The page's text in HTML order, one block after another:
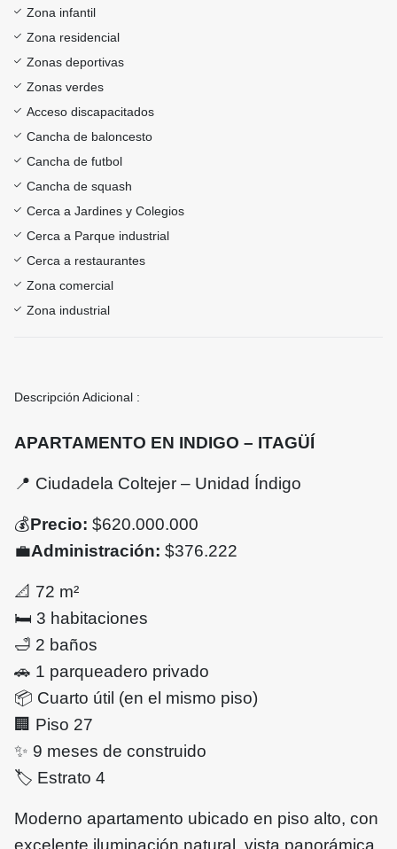
Zona infantil
Zona residencial
Zonas deportivas
Zonas verdes
Acceso discapacitados
Cancha de baloncesto
Cancha de futbol
Cancha de squash
Cerca a Jardines y Colegios
Cerca a Parque industrial
Cerca a restaurantes
Zona comercial
Zona industrial
Descripción Adicional :
APARTAMENTO EN INDIGO – ITAGÜÍ
📍 Ciudadela Coltejer – Unidad Índigo
💰Precio: $620.000.000
💼Administración: $376.222
📐 72 m²
🛏 ️ 3 habitaciones
🛁 2 baños
🚗 1 parqueadero privado
📦 Cuarto útil (en el mismo piso)
🏢 Piso 27
✨ 9 meses de construido
🏷 ️ Estrato 4
Moderno apartamento ubicado en piso alto, con
excelente iluminación natural, vista panorámica